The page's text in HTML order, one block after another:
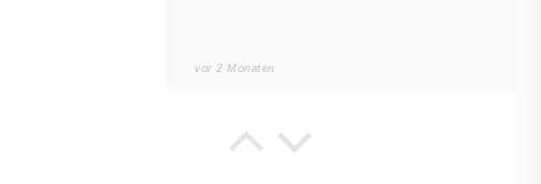
vor 2 Monaten
Noah